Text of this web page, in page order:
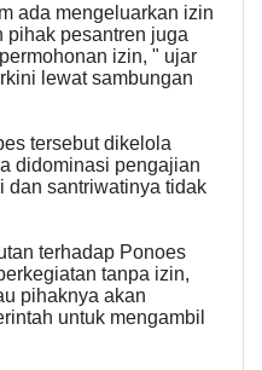
ada mengeluarkan izin
pihak pesantren juga
izin, " ujar
lewat sambungan
tersebut dikelola
didominasi pengajian
dan santriwatinya tidak
terhadap Ponoes
tanpa izin,
pihaknya akan
untuk mengambil